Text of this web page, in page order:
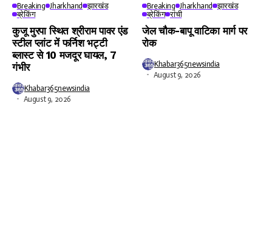
Breaking Jharkhand झारखंड
ब्रेकिंग
कुजू मुरपा स्थित श्रीराम पावर एंड
स्टील प्लांट में फर्निश भट्टी
ब्लास्ट से 10 मजदूर घायल, 7
गंभीर
Khabar365newsindia
August 9, 2026
Breaking Jharkhand झारखंड
ब्रेकिंग रांची
जेल चौक-बापू वाटिका मार्ग पर
रोक
Khabar365newsindia
August 9, 2026